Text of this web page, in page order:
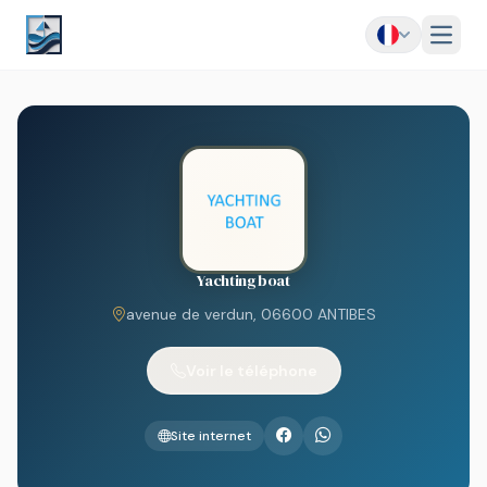
Menu
Yachting boat
avenue de verdun, 06600 ANTIBES
Site internet